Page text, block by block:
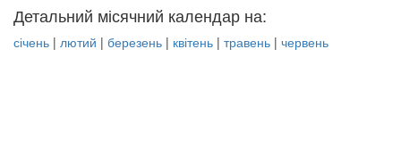
Детальний місячний календар на:
січень | лютий | березень | квітень | травень | червень